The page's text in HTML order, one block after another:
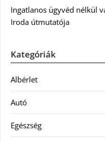
Ingatlanos ügyvéd nélkül
Iroda útmutatója
Kategóriák
Albérlet
Autó
Egészség